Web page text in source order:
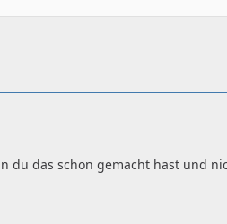
du das schon gemacht hast und